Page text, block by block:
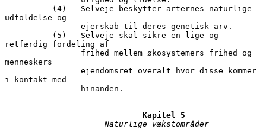
udfoldelse og
retfærdig fordeling af
menneskers
i kontakt med
Kapitel 5
Naturlige vækstområder